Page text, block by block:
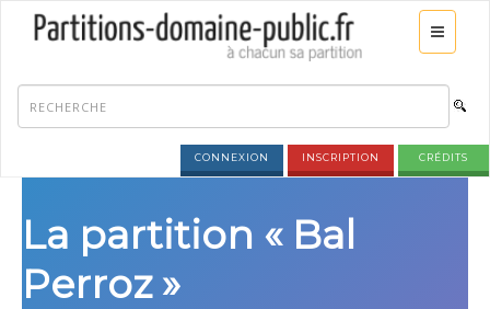
CONNEXION INSCRIPTION CRÉDITS
La partition « Bal
Perroz »